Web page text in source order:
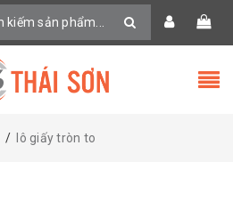
/ lô giấy tròn to